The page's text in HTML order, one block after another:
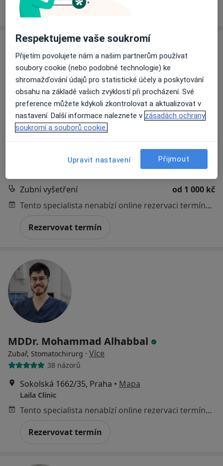
Rezervovat termín
MDDr. Ganna Morozova
Zubař·Více
Lupáčova 864/18, Praha •Mapa
Zubní vyšetření
od 1 000 kč
Tento specialista nenabízí online rezervaci termínu na této adrese.
Rezervovat termín
MDDr. Mohammad Alhabbal
Zubař, Stomatochirurg · Více
38 názorů
Sokolská 1662/35, Praha • Mapa
Laila Clinic
Tento specialista nenabízí online rezervaci termínu na této adrese.
Rezervovat termín
Respektujeme vaše soukromí
Přijetím povolujete nám a našim partnerům používat
soubory cookie (nebo podobné technologie) ke
shromažďování údajů pro statistické účely a poskytování
obsahu na základě vašich zvyklostí při procházení. Své
preference můžete kdykoli zkontrolovat a aktualizovat v
nastavení. Další informace naleznete v zásadách ochrany
soukromí a souborů cookie.
Upravit nastavení Přijmout